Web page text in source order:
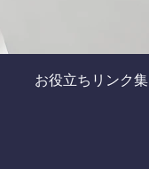
お役立ちリンク集